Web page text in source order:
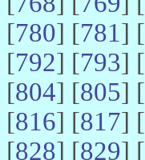
[780] [781] [
[792] [793] [
[804] [805] [
[816] [817] [
[828] [829] [